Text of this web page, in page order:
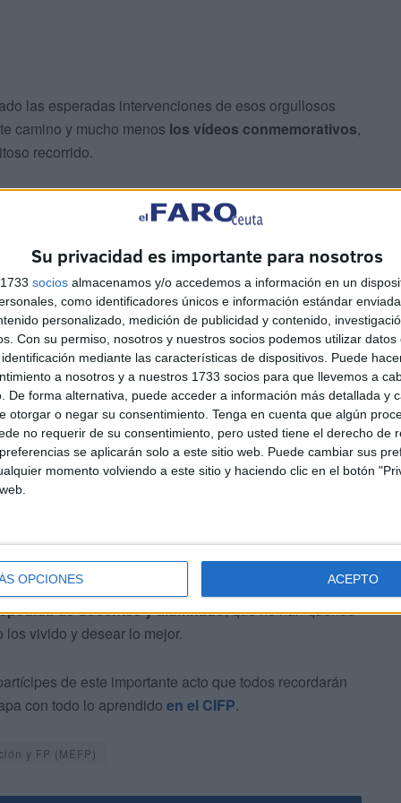
Su privacidad es importante para nosotros
socios almacenamos y/o accedemos a información en un
como identificadores únicos e información estándar
personalizado, medición de publicidad y contenido,
Con su permiso, nosotros y nuestros socios podemos utilizar datos
mediante las características de dispositivos. Puede
a nosotros y a nuestros 1733 socios para que llevemos a
De forma alternativa, puede acceder a información más detallada y
otorgar o negar su consentimiento. Tenga en cuenta que algún
no requerir de su consentimiento, pero usted tiene el derecho de
se aplicarán solo a este sitio web. Puede cambiar sus
momento volviendo a este sitio y haciendo clic en el botón
OPCIONES ACEPTO
las esperadas intervenciones de esos orgullosos
camino y mucho menos los vídeos conmemorativos,
recorrido.
el segundo grupo, el delalumnado de Grado
de bandas a los grupos han sido los siguientes
y AD.
de docentes y alumnado, que no han querido
vivido y desear lo mejor.
de este importante acto que todos recordarán
con todo lo aprendido en el CIFP.
y FP (MEFP)